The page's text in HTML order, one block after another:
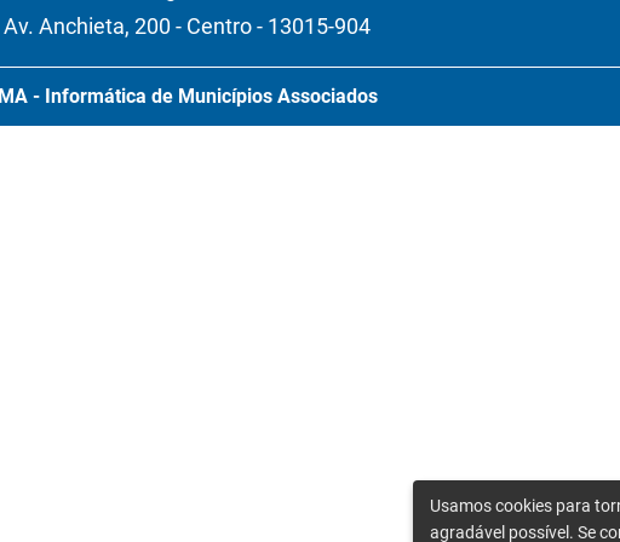
Av. Anchieta, 200 - Centro - 13015-904
IMA - Informática de Municípios Associados
Usamos cookies para
agradável possível. Se